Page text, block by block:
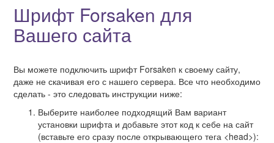
Шрифт Forsaken для
Вашего сайта
Вы можете подключить шрифт Forsaken к своему сайту,
даже не скачивая его с нашего сервера. Все что необходимо
сделать - это следовать инструкции ниже:
Выберите наиболее подходящий Вам вариант
установки шрифта и добавьте этот код к себе на сайт
(вставьте его сразу после открывающего тега <head>):